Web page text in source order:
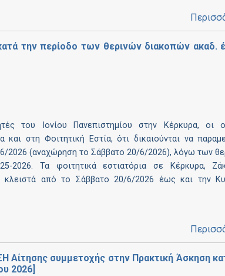
την περίοδο των θερινών διακοπών ακαδ.
του Ιονίου Πανεπιστημίου στην Κέρκυρα, οι
και στη Φοιτητική Εστία, ότι δικαιούνται να
6/2026 (αναχώρηση το Σάββατο 20/6/2026), λόγω των
2026. Τα φοιτητικά εστιατόρια σε Κέρκυρα,
κλειστά από το Σάββατο 20/6/2026 έως και την
Αίτησης συμμετοχής στην Πρακτική Άσκηση
2026]